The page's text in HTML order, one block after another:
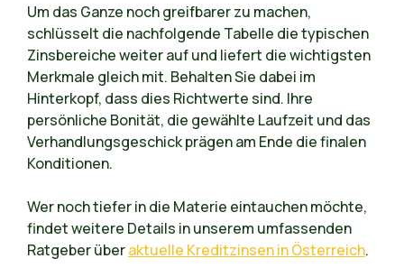
Um das Ganze noch greifbarer zu machen,
schlüsselt die nachfolgende Tabelle die typischen
Zinsbereiche weiter auf und liefert die wichtigsten
Merkmale gleich mit. Behalten Sie dabei im
Hinterkopf, dass dies Richtwerte sind. Ihre
persönliche Bonität, die gewählte Laufzeit und das
Verhandlungsgeschick prägen am Ende die finalen
Konditionen.
Wer noch tiefer in die Materie eintauchen möchte,
findet weitere Details in unserem umfassenden
Ratgeber überaktuelle Kreditzinsen in Österreich.